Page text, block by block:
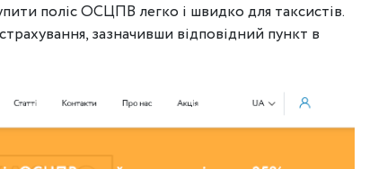
поліс ОСЦПВ легко і швидко для таксистів.
зазначивши відповідний пункт в